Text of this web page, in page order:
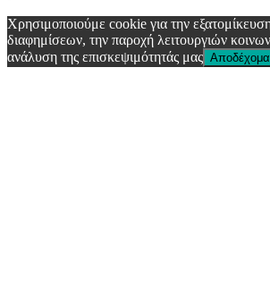
Χρησιμοποιούμε cookie για την
διαφημίσεων, την παροχή λειτουργιών
ανάλυση της επισκεψιμότητάς μας